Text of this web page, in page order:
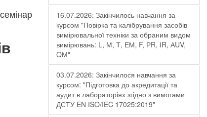
16.07.2026: Закінчилось навчання за
курсом "Повірка та калібрування засобів
вимірювальної техніки за обраним видом
вимірювань: L, М, Т, ЕМ, F, РR, ІR, АUV,
QМ"
03.07.2026: Закінчилося навчання за
курсом: "Підготовка до акредитації та
аудит в лабораторіях згідно з вимогами
ДСТУ EN ISO/IEC 17025:2019"